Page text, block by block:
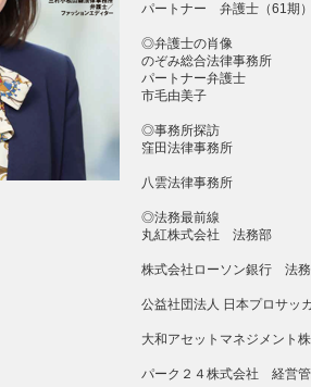
パートナー 弁護士（61期）
◎弁護士の肖像
のぞみ総合法律事務所
パートナー弁護士
市毛由美子
◎事務所探訪
窪田法律事務所
八雲法律事務所
◎法務最前線
丸紅株式会社 法務部
株式会社ローソン銀行 法
公益社団法人 日本プロサッ
大和アセットマネジメント
パーク２４株式会社 経営